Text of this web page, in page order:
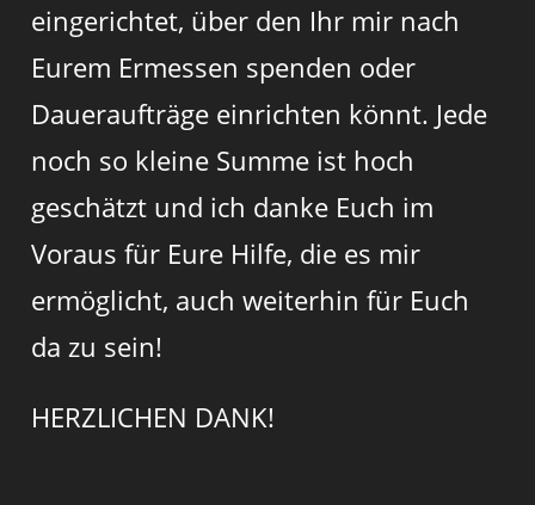
eingerichtet, über den Ihr mir nach
Eurem Ermessen spenden oder
Daueraufträge einrichten könnt. Jede
noch so kleine Summe ist hoch
geschätzt und ich danke Euch im
Voraus für Eure Hilfe, die es mir
ermöglicht, auch weiterhin für Euch
da zu sein!
HERZLICHEN DANK!